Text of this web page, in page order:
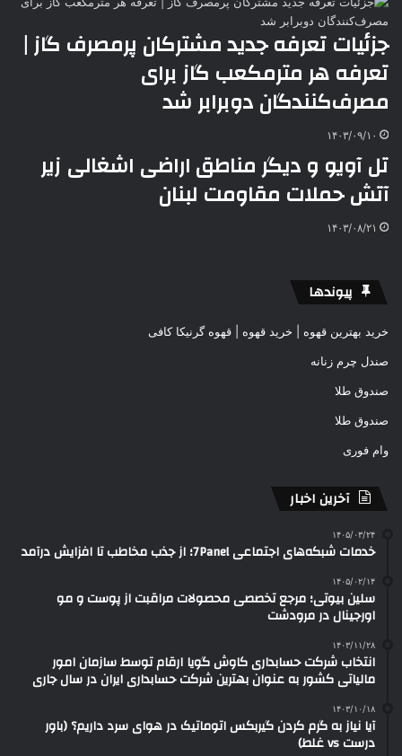
جزئیات تعرفه جدید مشترکان پرمصرف گاز |
تعرفه هر مترمکعب گاز برای
مصرف‌کنندگان دوبرابر شد
۱۴۰۳/۰۹/۱۰
تل آویو و دیگر مناطق اراضی اشغالی زیر
آتش حملات مقاومت لبنان
۱۴۰۳/۰۸/۲۱
پیوندها
خرید بهترین قهوه | خرید قهوه | قهوه گرنیکا کافی
صندل چرم زنانه
صندوق طلا
صندوق طلا
وام فوری
آخرین اخبار
۱۴۰۵/۰۳/۲۴
خدمات شبکه‌های اجتماعی 7Panel؛ از جذب مخاطب تا افزایش درآمد
۱۴۰۵/۰۲/۱۴
سلین بیوتی؛ مرجع تخصصی محصولات مراقبت از پوست و مو
اورجینال در مرودشت
۱۴۰۳/۱۱/۲۸
انتخاب شرکت حسابداری کاوش گویا ارقام توسط سازمان امور
مالیاتی کشور به عنوان بهترین شرکت حسابداری ایران در سال جاری
۱۴۰۳/۱۰/۱۸
آیا نیاز به گرم کردن گیربکس اتوماتیک در هوای سرد داریم؟ (باور
درست vs غلط)